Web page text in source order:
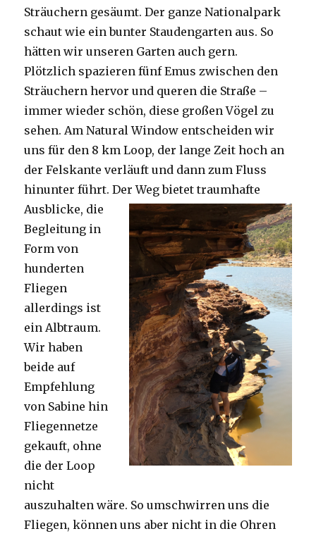
Sträuchern gesäumt. Der ganze Nationalpark
schaut wie ein bunter Staudengarten aus. So
hätten wir unseren Garten auch gern.
Plötzlich spazieren fünf Emus zwischen den
Sträuchern hervor und queren die Straße –
immer wieder schön, diese großen Vögel zu
sehen. Am Natural Window entscheiden wir
uns für den 8 km Loop, der lange Zeit hoch an
der Felskante verläuft und dann zum Fluss
hinunter führt. Der Weg bietet traumhafte
Ausblicke, die
Begleitung in
Form von
hunderten
Fliegen
allerdings ist
ein Albtraum.
Wir haben
beide auf
Empfehlung
von Sabine hin
Fliegennetze
gekauft, ohne
die der Loop
nicht
auszuhalten wäre. So umschwirren uns die
Fliegen, können uns aber nicht in die Ohren